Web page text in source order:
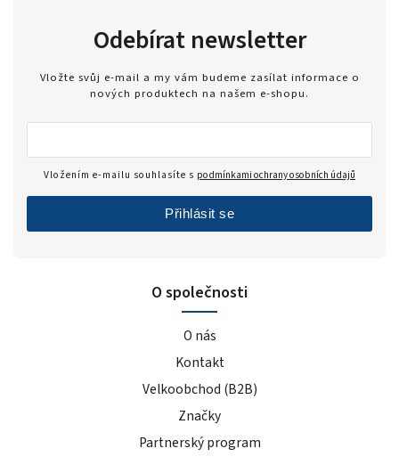
O společnosti
O nás
Kontakt
Velkoobchod (B2B)
Značky
Partnerský program
Odebírat newsletter
Vložte svůj e-mail a my vám budeme zasílat informace o
nových produktech na našem e-shopu.
Vložením e-mailu souhlasíte s podmínkami ochrany osobních údajů
Přihlásit se